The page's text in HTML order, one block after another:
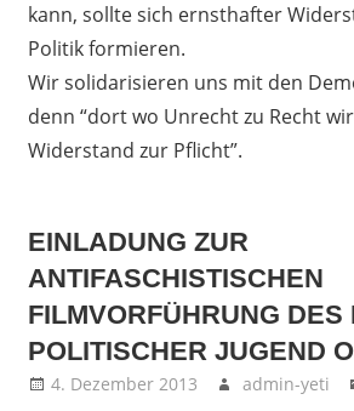
kann, sollte sich ernsthafter
Politik formieren.
Wir solidarisieren uns mit den
denn “dort wo Unrecht zu Recht
Widerstand zur Pflicht”.
EINLADUNG ZUR
ANTIFASCHISTISCHEN
FILMVORFÜHRUNG DES
POLITISCHER JUGEND
4. Dezember 2013 admin-yeti